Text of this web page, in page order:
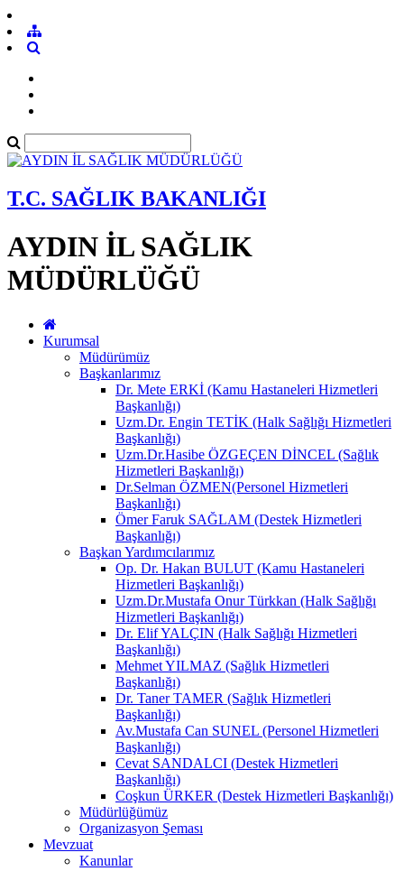
T.C. SAĞLIK BAKANLIĞI
AYDIN İL SAĞLIK
MÜDÜRLÜĞÜ
Kurumsal
Müdürümüz
Başkanlarımız
Dr. Mete ERKİ (Kamu Hastaneleri Hizmetleri
Başkanlığı)
Uzm.Dr. Engin TETİK (Halk Sağlığı Hizmetleri
Başkanlığı)
Uzm.Dr.Hasibe ÖZGEÇEN DİNCEL (Sağlık
Hizmetleri Başkanlığı)
Dr.Selman ÖZMEN(Personel Hizmetleri
Başkanlığı)
Ömer Faruk SAĞLAM (Destek Hizmetleri
Başkanlığı)
Başkan Yardımcılarımız
Op. Dr. Hakan BULUT (Kamu Hastaneleri
Hizmetleri Başkanlığı)
Uzm.Dr.Mustafa Onur Türkkan (Halk Sağlığı
Hizmetleri Başkanlığı)
Dr. Elif YALÇIN (Halk Sağlığı Hizmetleri
Başkanlığı)
Mehmet YILMAZ (Sağlık Hizmetleri
Başkanlığı)
Dr. Taner TAMER (Sağlık Hizmetleri
Başkanlığı)
Av.Mustafa Can SUNEL (Personel Hizmetleri
Başkanlığı)
Cevat SANDALCI (Destek Hizmetleri
Başkanlığı)
Coşkun ÜRKER (Destek Hizmetleri Başkanlığı)
Müdürlüğümüz
Organizasyon Şeması
Mevzuat
Kanunlar